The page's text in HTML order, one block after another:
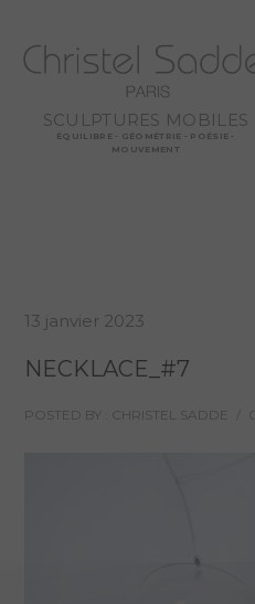
SCULPTURES MOBILES
ÉQUILIBRE - GÉOMÉTRIE - POÉSIE -
MOUVEMENT
13 janvier 2023
NECKLACE_#7
POSTED BY : CHRISTEL SADDE